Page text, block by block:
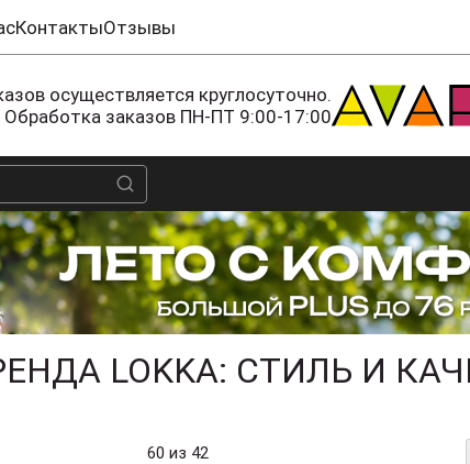
КонтактыОтзывы
осуществляется круглосуточно.
Обработка заказов ПН-ПТ 9:00-17:00
LOKKA: СТИЛЬ И
60 из 42